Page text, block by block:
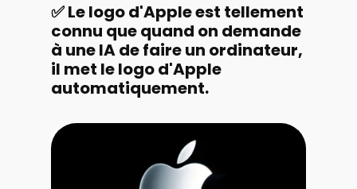
✅ Le logo d'Apple est tellement
connu que quand on demande
à une IA de faire un ordinateur,
il met le logo d'Apple
automatiquement.